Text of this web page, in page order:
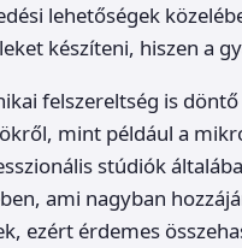
lehetőségek
készíteni, hiszen a
felszereltség is
mint például a
stúdiók
ami nagyban
ezért érdemes